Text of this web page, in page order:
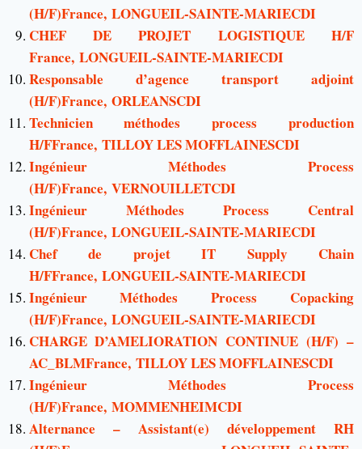
(H/F)France, LONGUEIL-SAINTE-MARIECDI
CHEF DE PROJET LOGISTIQUE H/F
France, LONGUEIL-SAINTE-MARIECDI
Responsable d’agence transport adjoint
(H/F)France, ORLEANSCDI
Technicien méthodes process production
H/FFrance, TILLOY LES MOFFLAINESCDI
Ingénieur Méthodes Process
(H/F)France, VERNOUILLETCDI
Ingénieur Méthodes Process Central
(H/F)France, LONGUEIL-SAINTE-MARIECDI
Chef de projet IT Supply Chain
H/FFrance, LONGUEIL-SAINTE-MARIECDI
Ingénieur Méthodes Process Copacking
(H/F)France, LONGUEIL-SAINTE-MARIECDI
CHARGE D’AMELIORATION CONTINUE (H/F) –
AC_BLMFrance, TILLOY LES MOFFLAINESCDI
Ingénieur Méthodes Process
(H/F)France, MOMMENHEIMCDI
Alternance – Assistant(e) développement RH